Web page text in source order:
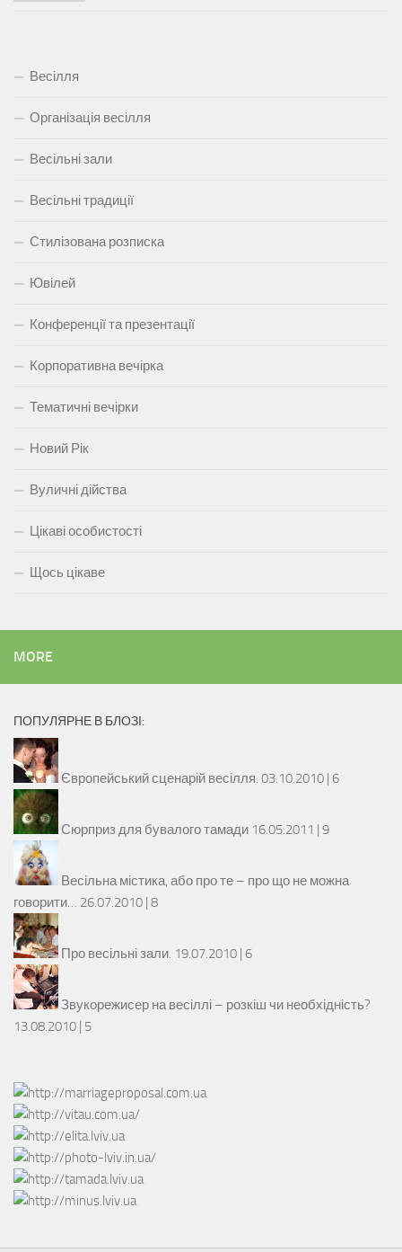
Весілля
Організація весілля
Весільні зали
Весільні традиції
Стилізована розписка
Ювілей
Конференції та презентації
Корпоративна вечірка
Тематичні вечірки
Новий Рік
Вуличні дійства
Цікаві особистості
Щось цікаве
MORE
ПОПУЛЯРНЕ В БЛОЗІ:
Європейський сценарій весілля. 03.10.2010 | 6
Сюрприз для бувалого тамади 16.05.2011 | 9
Весільна містика, або про те – про що не можна
говорити… 26.07.2010 | 8
Про весільні зали. 19.07.2010 | 6
Звукорежисер на весіллі – розкіш чи необхідність?
13.08.2010 | 5